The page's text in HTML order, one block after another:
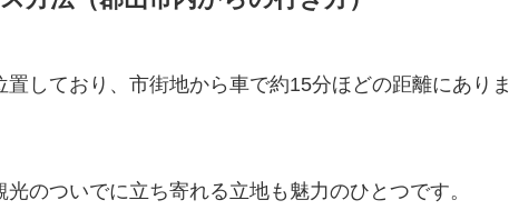
しており、市街地から車で約15分ほどの距離にありま
のついでに立ち寄れる立地も魅力のひとつです。